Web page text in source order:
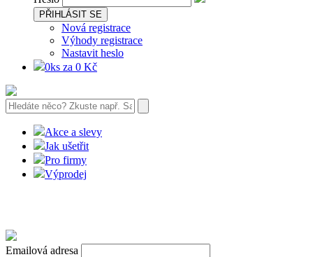
PŘIHLÁSIT SE
Nová registrace
Výhody registrace
Nastavit heslo
0ks za 0 Kč
Akce a slevy
Jak ušetřit
Pro firmy
Výprodej
Emailová adresa